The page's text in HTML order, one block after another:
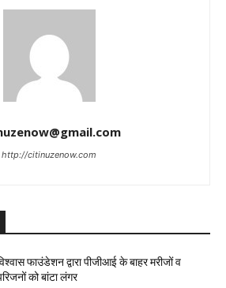
http://citinuzenow.com
फाउंडेशन द्वारा पीजीआई के बाहर मरीजों व
को बांटा लंगर